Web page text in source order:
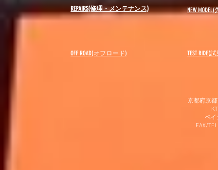
REPAIRS(修理・メンテナンス) NEW MODEL(
OFF ROAD(オフロード) ​TEST RIDE(
京都府京
ベイ
FAX/